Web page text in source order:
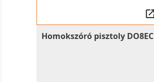
Homokszóró pisztoly DO8EC